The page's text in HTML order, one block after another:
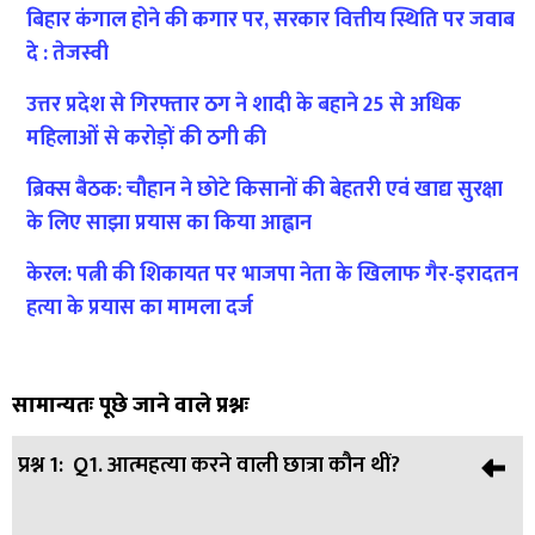
बिहार कंगाल होने की कगार पर, सरकार वित्तीय स्थिति पर जवाब
दे : तेजस्वी
उत्तर प्रदेश से गिरफ्तार ठग ने शादी के बहाने 25 से अधिक
महिलाओं से करोड़ों की ठगी की
ब्रिक्स बैठक: चौहान ने छोटे किसानों की बेहतरी एवं खाद्य सुरक्षा
के लिए साझा प्रयास का किया आह्वान
केरल: पत्नी की शिकायत पर भाजपा नेता के खिलाफ गैर-इरादतन
हत्या के प्रयास का मामला दर्ज
सामान्यतः पूछे जाने वाले प्रश्नः
प्रश्न 1: Q1. आत्महत्या करने वाली छात्रा कौन थीं?